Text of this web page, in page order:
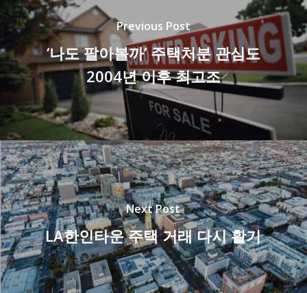
Previous Post
‘나도 팔아볼까’ 주택처분 관심도
2004년 이후 최고조
Next Post
LA한인타운 주택 거래 다시 활기